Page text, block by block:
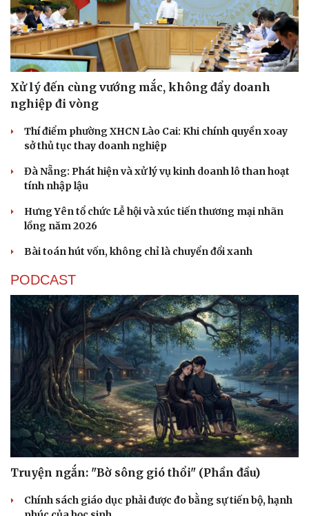
Xử lý đến cùng vướng mắc, không đẩy doanh
nghiệp đi vòng
Thí điểm phường XHCN Lào Cai: Khi chính quyền xoay
sở thủ tục thay doanh nghiệp
Đà Nẵng: Phát hiện và xử lý vụ kinh doanh lô than hoạt
tính nhập lậu
Hưng Yên tổ chức Lễ hội và xúc tiến thương mại nhãn
lồng năm 2026
Bài toán hút vốn, không chỉ là chuyển đổi xanh
PODCAST
Truyện ngắn: "Bờ sông gió thổi" (Phần đầu)
Chính sách giáo dục phải được đo bằng sự tiến bộ, hạnh